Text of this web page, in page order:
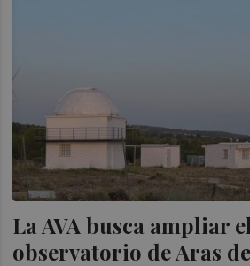
La AVA busca ampliar el
observatorio de Aras